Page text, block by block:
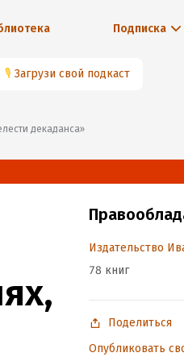
Подписка
🎙 Загрузи свой подкаст
декаданса»
Издательство
78 книг
Поделиться
Опубликовать